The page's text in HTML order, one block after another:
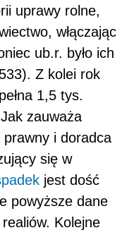
uprawy rolne,
włączając
ub.r. było ich
Z kolei rok
1,5 tys.
zauważa
i doradca
się w
jest dość
powyższe dane
Kolejne